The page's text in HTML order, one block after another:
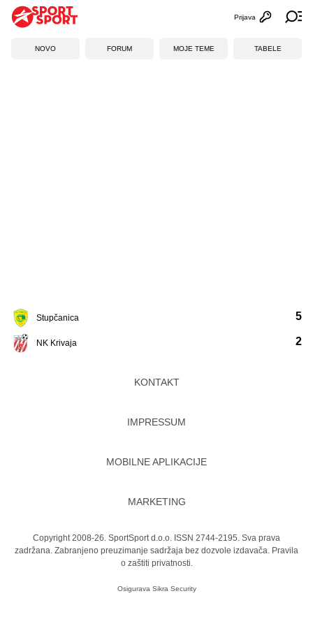
Otvori
Prijava
NOVO FORUM MOJE TEME TABELE
Stupčanica
NK Krivaja
5
2
KONTAKT
IMPRESSUM
MOBILNE APLIKACIJE
MARKETING
Copyright 2008-26. SportSport d.o.o. ISSN 2744-2195. Sva prava
zadržana. Zabranjeno preuzimanje sadržaja bez dozvole izdavača. Pravila
o zaštiti privatnosti.
Osigurava Sikra Security